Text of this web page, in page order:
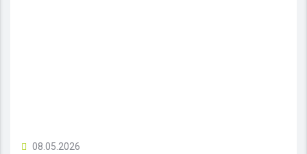
08.05.2026